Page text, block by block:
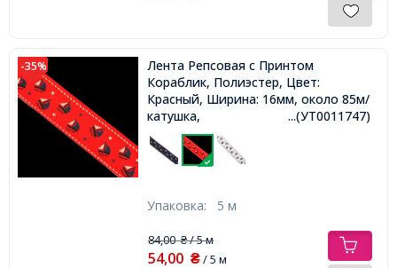
-35%
Лента Репсовая с Принтом
Кораблик, Полиэстер, Цвет:
Красный, Ширина: 16мм, около 85м/
катушка,
...(УТ0011747)
Упаковка: 5 м
84,00₴/ 5 м
54,00 ₴/ 5 м